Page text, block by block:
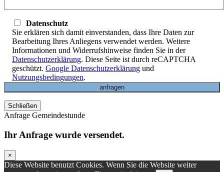
Datenschutz
Sie erklären sich damit einverstanden, dass Ihre Daten zur
Bearbeitung Ihres Anliegens verwendet werden. Weitere
Informationen und Widerrufshinweise finden Sie in der
Datenschutzerklärung. Diese Seite ist durch reCAPTCHA
geschützt. Google Datenschutzerklärung und
Nutzungsbedingungen.
Schließen
Anfrage Gemeindestunde
Ihr Anfrage wurde versendet.
×
Diese Website benutzt Cookies. Wenn Sie die Website weiter